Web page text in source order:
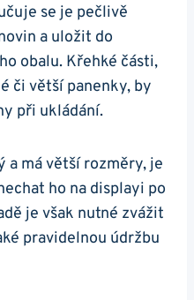
se je pečlivě
a uložit do
obalu. Křehké části,
či větší panenky, by
při ukládání.
a má větší rozměry, je
ho na displayi po
je však nutné zvážit
pravidelnou údržbu